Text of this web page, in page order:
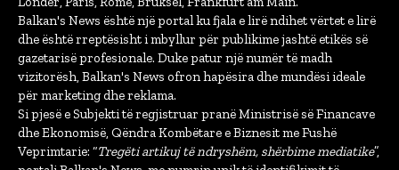
Balkan's News është një portal ku fjala e lirë ndihet vërtet e lirë
dhe është rreptësisht i mbyllur për publikime jashtë etikës së
gazetarisë profesionale. Duke patur një numër të madh
vizitorësh, Balkan's News ofron hapësira dhe mundësi ideale
për marketing dhe reklama.
Si pjesë e Subjekti të regjistruar pranë Ministrisë së Financave
dhe Ekonomisë, Qëndra Kombëtare e Biznesit me Fushë
Veprimtarie: “Tregëti artikuj të ndryshëm, shërbime mediatike”,